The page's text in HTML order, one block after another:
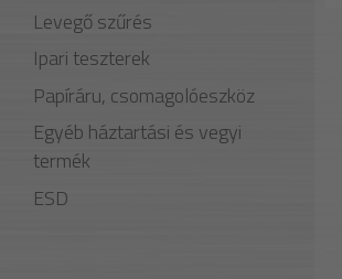
Levegő szűrés
Ipari teszterek
Papíráru, csomagolóeszköz
Egyéb háztartási és vegyi
termék
ESD